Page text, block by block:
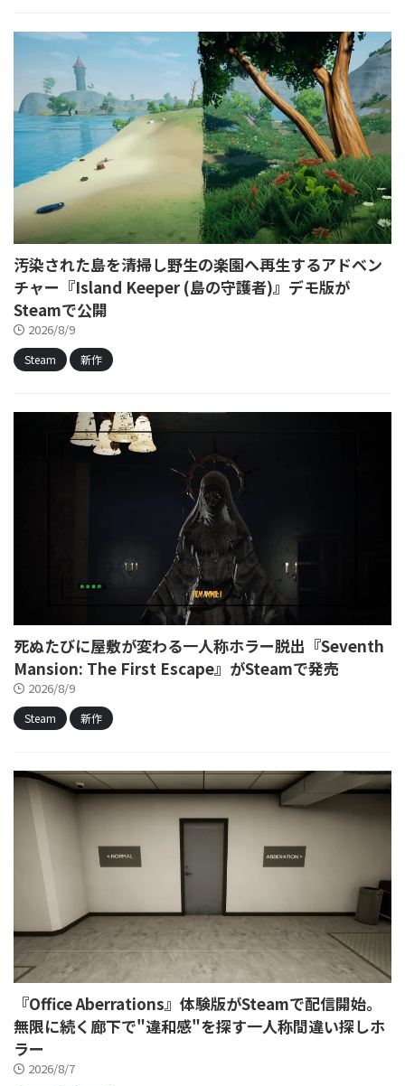
汚染された島を清掃し野生の楽園へ再生するアドベン
チャー『Island Keeper (島の守護者)』デモ版が
Steamで公開
2026/8/9
Steam 新作
死ぬたびに屋敷が変わる一人称ホラー脱出『Seventh
Mansion: The First Escape』がSteamで発売
2026/8/9
Steam 新作
『Office Aberrations』体験版がSteamで配信開始。
無限に続く廊下で"違和感"を探す一人称間違い探しホ
ラー
2026/8/7